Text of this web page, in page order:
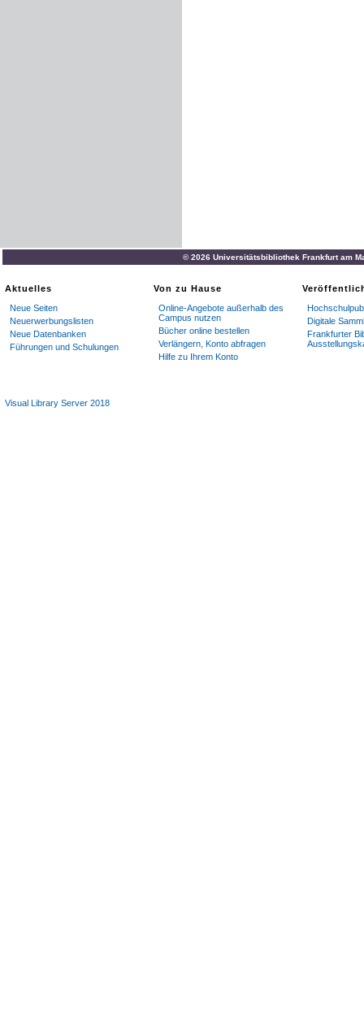
© 2026 Universitätsbibliothek Frankfurt am
Aktuelles
Neue Seiten
Neuerwerbungslisten
Neue Datenbanken
Führungen und Schulungen
Von zu Hause
Online-Angebote außerhalb des
Campus nutzen
Bücher online bestellen
Verlängern, Konto abfragen
Hilfe zu Ihrem Konto
Digitale
Frankfurter
Visual Library Server 2018